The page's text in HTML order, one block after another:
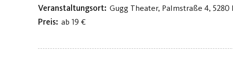
Veranstaltungsort: Gugg Theater, Palmstraße 4, 5280
Preis: ab 19 €